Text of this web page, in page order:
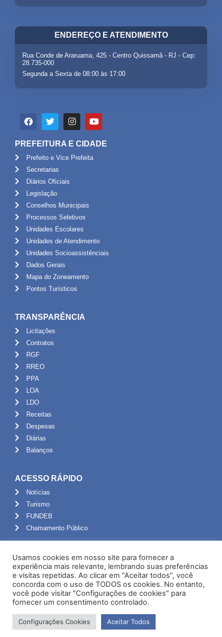
ENDEREÇO E ATENDIMENTO
Rua Conde de Araruama, 425 - Centro Quissamã - RJ - Cep:
28.735-000
Segunda a Sexta de 08:00 às 17:00
PREFEITURA E CIDADE
Prefeito e Vice Prefeita
Secretarias
Diários Oficiais
Legislação
Conselhos Municipais
Processos Seletivos
Unidades Escolares
Unidades de Atendimento
Unidades Socioassistênciais
Dados Gerais
Mapa do Zoneamento
Pontos Turísticos
TRANSPARÊNCIA
Licitações
Contratos
RGF
RREO
PPA
LOA
LDO
Receitas
Despesas
Diárias
Balanços
ACESSO RÁPIDO
Notícias
Turismo
FUNDEB
Chamamento Público
Portal do Servidor
Webmail
Administração
Usamos cookies em nosso site para fornecer a
experiência mais relevante, lembrando suas preferências
e visitas repetidas. Ao clicar em “Aceitar todos”, você
concorda com o uso de TODOS os cookies. No entanto,
você pode visitar "Configurações de cookies" para
fornecer um consentimento controlado.
Configurações Cookies Aceitar Todos